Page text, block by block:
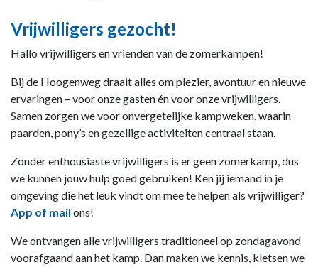
Vrijwilligers gezocht!
Hallo vrijwilligers en vrienden van de zomerkampen!
Bij de Hoogenweg draait alles om plezier, avontuur en nieuwe
ervaringen – voor onze gasten én voor onze vrijwilligers.
Samen zorgen we voor onvergetelijke kampweken, waarin
paarden, pony’s en gezellige activiteiten centraal staan.
Zonder enthousiaste vrijwilligers is er geen zomerkamp, dus
we kunnen jouw hulp goed gebruiken! Ken jij iemand in je
omgeving die het leuk vindt om mee te helpen als vrijwilliger?
App of mail ons!
We ontvangen alle vrijwilligers traditioneel op zondagavond
voorafgaand aan het kamp. Dan maken we kennis, kletsen we